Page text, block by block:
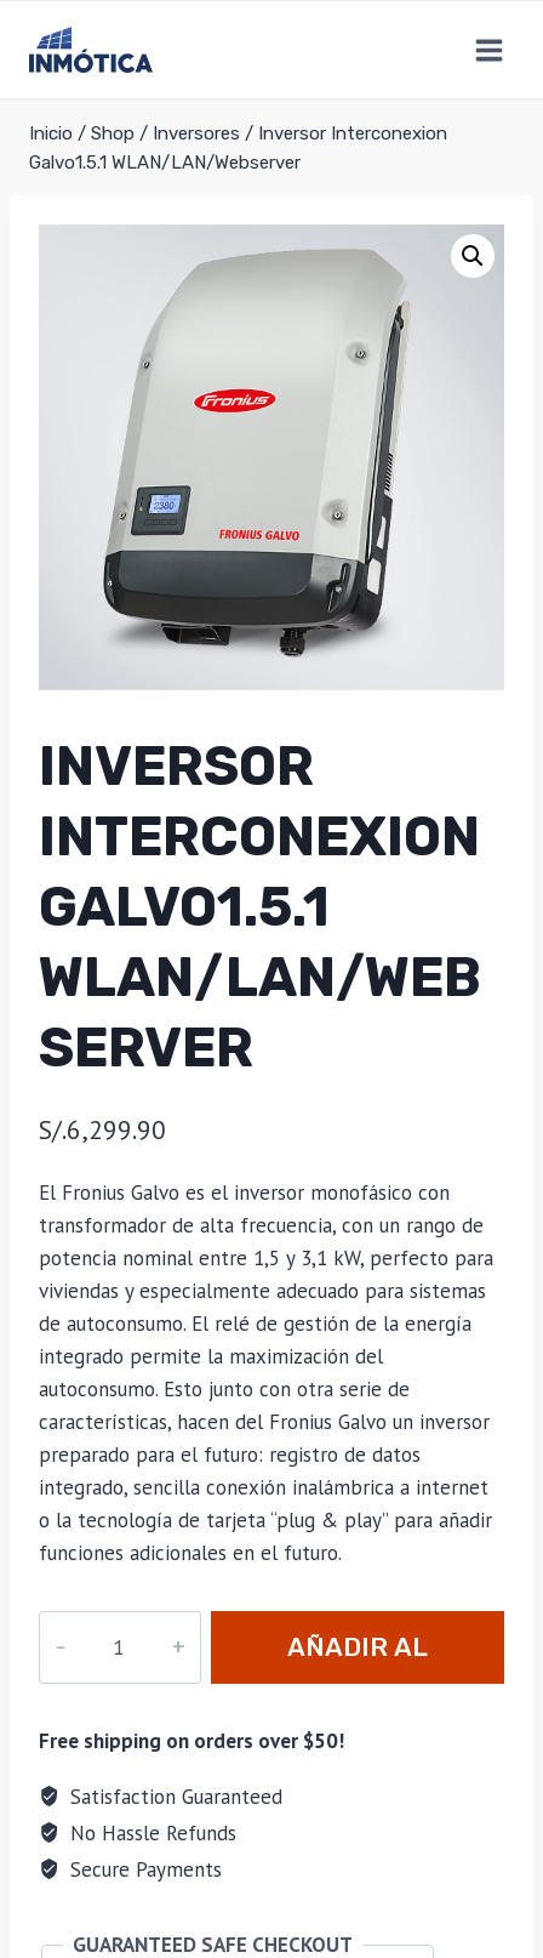
contenido
Inicio / Shop / Inversores / Inversor Interconexion
Galvo1.5.1 WLAN/LAN/Webserver
INVERSOR
INTERCONEXION
GALVO1.5.1
WLAN/LAN/WEB
SERVER
S/.6,299.90
El Fronius Galvo es el inversor monofásico con
transformador de alta frecuencia, con un rango de
potencia nominal entre 1,5 y 3,1 kW, perfecto para
viviendas y especialmente adecuado para sistemas
de autoconsumo. El relé de gestión de la energía
integrado permite la maximización del
autoconsumo. Esto junto con otra serie de
características, hacen del Fronius Galvo un inversor
preparado para el futuro: registro de datos
integrado, sencilla conexión inalámbrica a internet
o la tecnología de tarjeta “plug & play” para añadir
funciones adicionales en el futuro.
AÑADIR AL
Free shipping on orders over $50!
Satisfaction Guaranteed
No Hassle Refunds
Secure Payments
GUARANTEED SAFE CHECKOUT